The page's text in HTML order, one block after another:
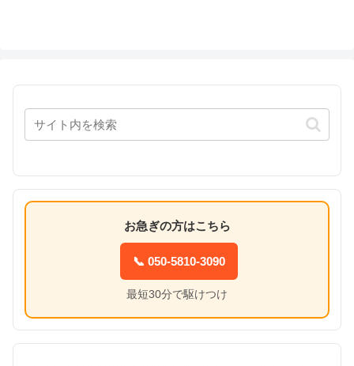
お急ぎの方はこちら
📞 050-5810-3090
最短30分で駆けつけ